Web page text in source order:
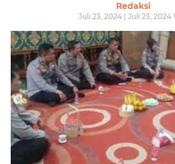
Redaksi
Juli 23, 2024 | Juli 23, 2024